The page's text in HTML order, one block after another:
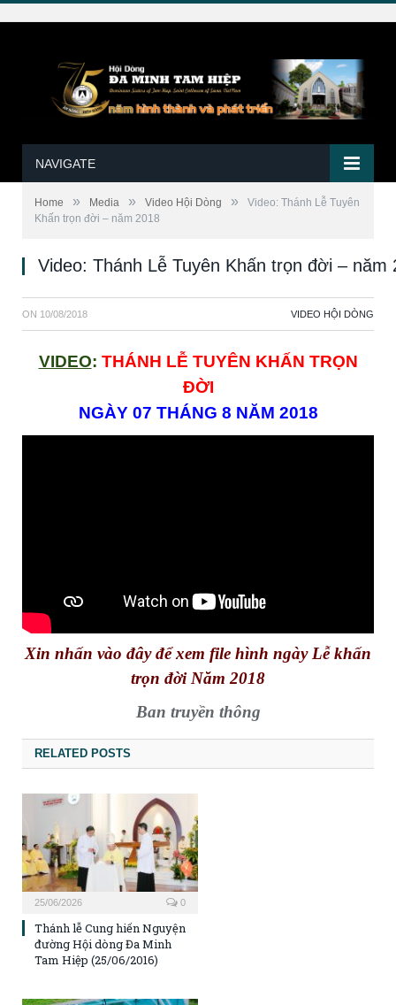
NAVIGATE
Home » Media » Video Hội Dòng »
Video: Thánh Lễ Tuyên
Khấn trọn đời – năm 2018
Video: Thánh Lễ Tuyên Khấn trọn đời – năm
ON 10/08/2018 VIDEO HỘI DÒNG
VIDEO: THÁNH LỄ TUYÊN KHẤN TRỌN
ĐỜI
NGÀY 07 THÁNG 8 NĂM 2018
Xin nhấn vào đây để xem file hình ngày Lễ khấn
trọn đời Năm 2018
Ban truyền thông
RELATED POSTS
25/06/2026 0
Thánh lễ Cung hiến Nguyện
đường Hội dòng Đa Minh
Tam Hiệp (25/06/2016)